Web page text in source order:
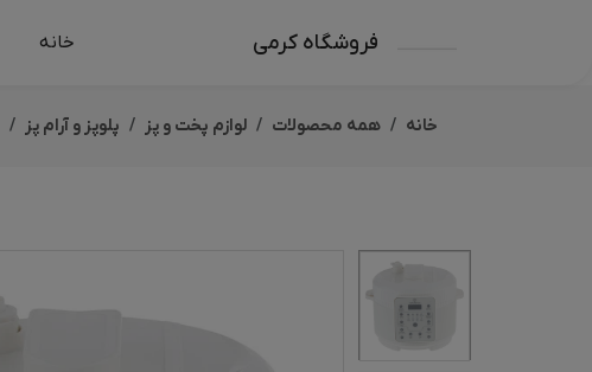
فروشگاه کرمی خانه
خانه همه محصولات لوازم پخت و پز پلوپز و آرام پز